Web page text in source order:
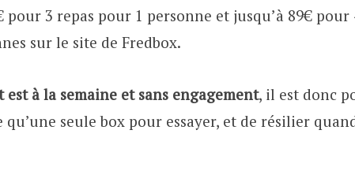
pour 3 repas pour 1 personne et jusqu’à 89€ pour
sur le site de Fredbox.
est à la semaine et sans engagement, il est donc
qu’une seule box pour essayer, et de résilier